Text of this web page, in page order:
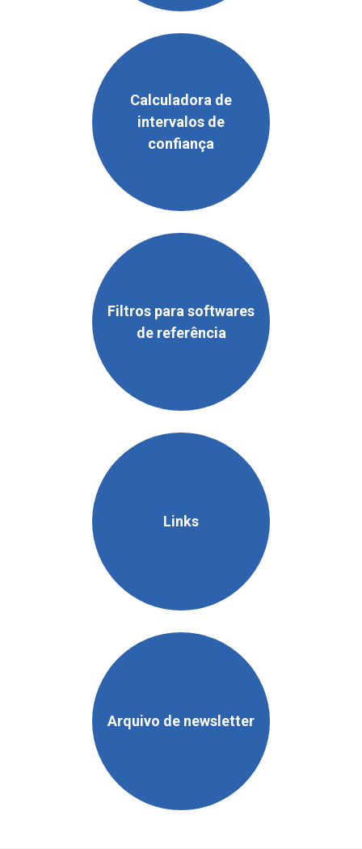
Calculadora de
intervalos de
confiança
Filtros para softwares
de referência
Links
Arquivo de newsletter